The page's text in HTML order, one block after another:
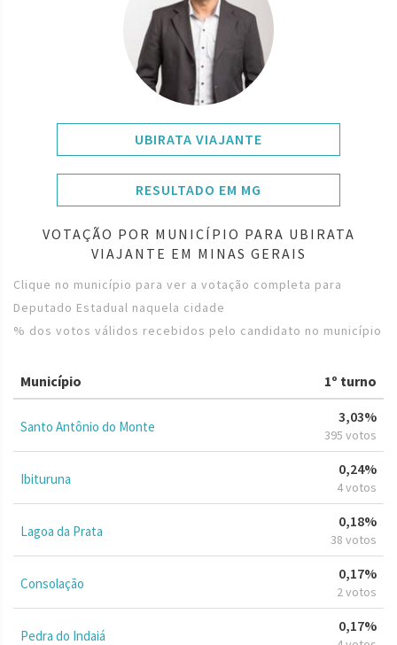
UBIRATA VIAJANTE
RESULTADO EM MG
VOTAÇÃO POR MUNICÍPIO PARA UBIRATA
VIAJANTE EM MINAS GERAIS
Clique no município para ver a votação completa para
Deputado Estadual naquela cidade
% dos votos válidos recebidos pelo candidato no município
Município 1º turno
Santo Antônio do Monte
3,03%
395 votos
Ibituruna
0,24%
4 votos
Lagoa da Prata
0,18%
38 votos
Consolação
0,17%
2 votos
Pedra do Indaiá
0,17%